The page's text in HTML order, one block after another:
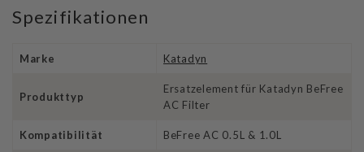
Spezifikationen
Marke Katadyn
Produkttyp
Ersatzelement für Katadyn BeFree
AC Filter
Kompatibilität BeFree AC 0.5L & 1.0L